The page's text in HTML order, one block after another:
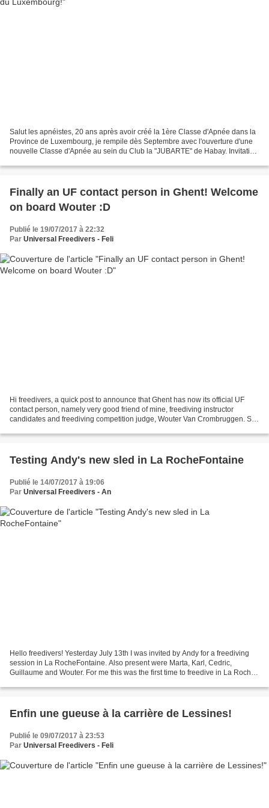
Salut les apnéistes, 20 ans après avoir créé la 1ère Classe d'Apnée dans la
Province de Luxembourg, je rempile dès Septembre avec l'ouverture d'une
nouvelle Classe d'Apnée au sein du Club la "JUBARTE" de Habay. Invitation
Finally an UF contact person in Ghent! Welcome
on board Wouter :D
Publié le 19/07/2017 à 22:32
Par Universal Freedivers - Feli
Hi freedivers, a quick post to announce that Ghent has now its official UF
contact person, namely very good friend of mine, freediving instructor
candidates and freediving competition judge, Wouter Van Crombruggen. So
Testing Andy's new sled in La RocheFontaine
Publié le 14/07/2017 à 19:06
Par Universal Freedivers - An
Hello freedivers! Yesterday July 13th I was invited by Andy for a freediving
session in La RocheFontaine. Also present were Marta, Karl, Cedric,
Guillaume and Wouter. For me this was the first time to freedive in La Roche,
Enfin une gueuse à la carrière de Lessines!
Publié le 09/07/2017 à 23:53
Par Universal Freedivers - Feli